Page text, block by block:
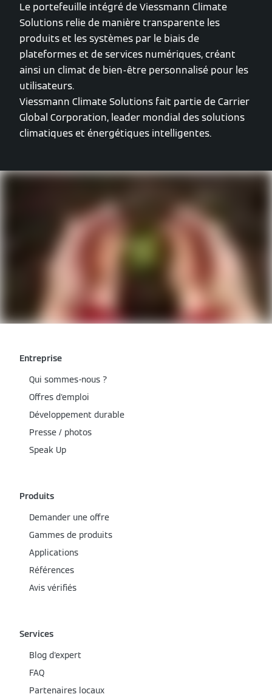
Le portefeuille intégré de Viessmann Climate
Solutions relie de manière transparente les
produits et les systèmes par le biais de
plateformes et de services numériques, créant
ainsi un climat de bien-être personnalisé pour les
utilisateurs.
Viessmann Climate Solutions fait partie de Carrier
Global Corporation, leader mondial des solutions
climatiques et énergétiques intelligentes.
Entreprise
Qui sommes-nous ?
Offres d'emploi
Développement durable
Presse / photos
Speak Up
Produits
Demander une offre
Gammes de produits
Applications
Références
Avis vérifiés
Services
Blog d'expert
FAQ
Partenaires locaux